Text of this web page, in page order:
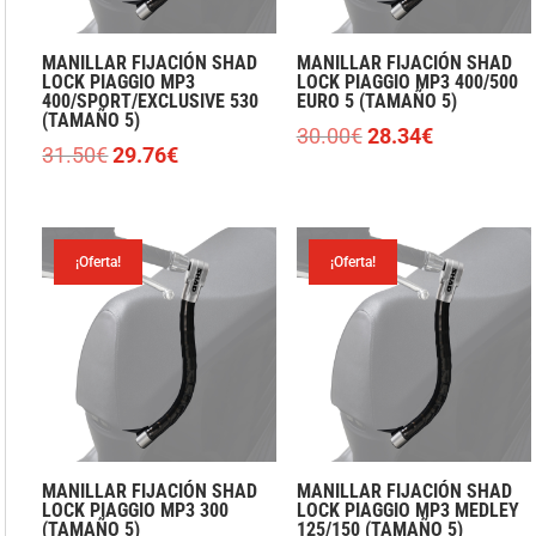
MANILLAR FIJACIÓN SHAD
LOCK PIAGGIO MP3
400/SPORT/EXCLUSIVE 530
(TAMAÑO 5)
31.50€El
era:
31.50€.
29.76€El
es:
29.76€.
MANILLAR FIJACIÓN SHAD
LOCK PIAGGIO MP3 400/500
EURO 5 (TAMAÑO 5)
30.00€ El
era:
30.00€.
28.34€El
28.34€.
¡Oferta!
MANILLAR FIJACIÓN SHAD
LOCK PIAGGIO MP3 300
(TAMAÑO 5)
¡Oferta!
MANILLAR FIJACIÓN SHAD
LOCK PIAGGIO MP3 MEDLEY
125/150 (TAMAÑO 5)